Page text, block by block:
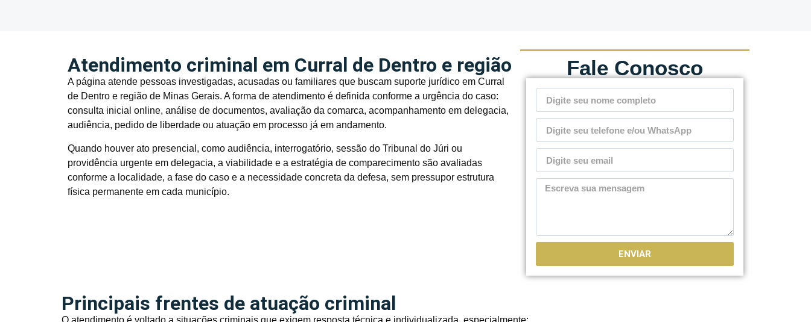
Atendimento criminal em Curral de Dentro e região
A página atende pessoas investigadas, acusadas ou familiares que buscam suporte jurídico em Curral
de Dentro e região de Minas Gerais. A forma de atendimento é definida conforme a urgência do caso:
consulta inicial online, análise de documentos, avaliação da comarca, acompanhamento em delegacia,
audiência, pedido de liberdade ou atuação em processo já em andamento.
Quando houver ato presencial, como audiência, interrogatório, sessão do Tribunal do Júri ou
providência urgente em delegacia, a viabilidade e a estratégia de comparecimento são avaliadas
conforme a localidade, a fase do caso e a necessidade concreta da defesa, sem pressupor estrutura
física permanente em cada município.
Fale Conosco
ENVIAR
Principais frentes de atuação criminal